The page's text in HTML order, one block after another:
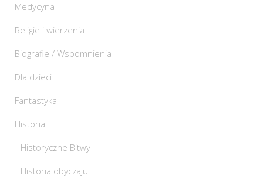
Medycyna
Religie i wierzenia
Biografie / Wspomnienia
Dla dzieci
Fantastyka
Historia
Historyczne Bitwy
Historia obyczaju